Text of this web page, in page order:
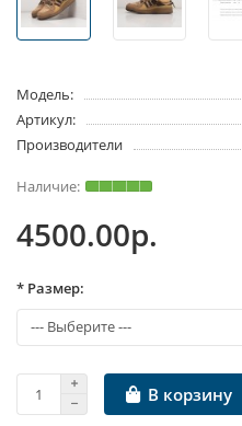
Модель:
Артикул:
Производители
4500.00р.
* Размер:
В корзину